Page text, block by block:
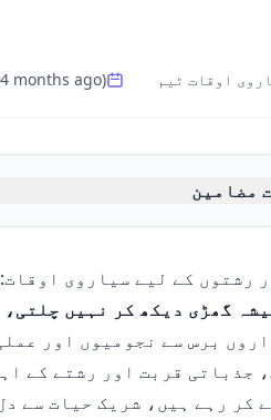
اوقات ٹیم 4 months ago)
مضامین
رشتوں کے لیے سیاروی
گھڑی دیکھ کر نہیں
برس سے نجومیوں اور
جذباتی قربت اور رشتے کے
کر رہے ہیں، شریک حیات سے